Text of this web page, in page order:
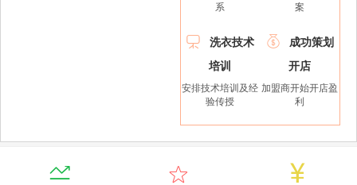
系
案

洗衣技术
培训
安排技术培训及经
验传授

成功策划
开店
加盟商开始开店盈
利
  